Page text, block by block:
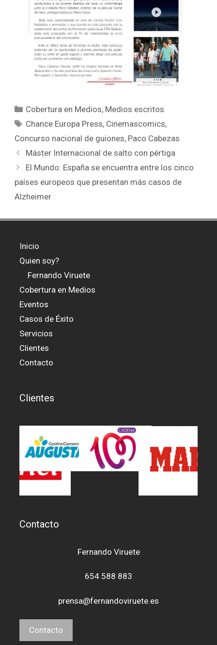
Categorías
Cobertura en Medios, Medios escritos
Etiquetas
Chance Europa Press, Cinemascomics,
Concurso nacional de guiones, Paco Cabezas
Máster Internacional de salto con pértiga
El Mundo: España se encuentra entre los cinco
países europeos que presentan más casos de
Alzheimer
Inicio
Quien soy?
Fernando Viruete
Cobertura en Medios
Eventos
Casos de Éxito
Servicios
Clientes
Contacto
Clientes
Contacto
Fernando Viruete
654 588 883
prensa@fernandoviruete.es
Contacto